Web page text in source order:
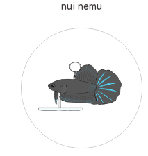
nui nemu